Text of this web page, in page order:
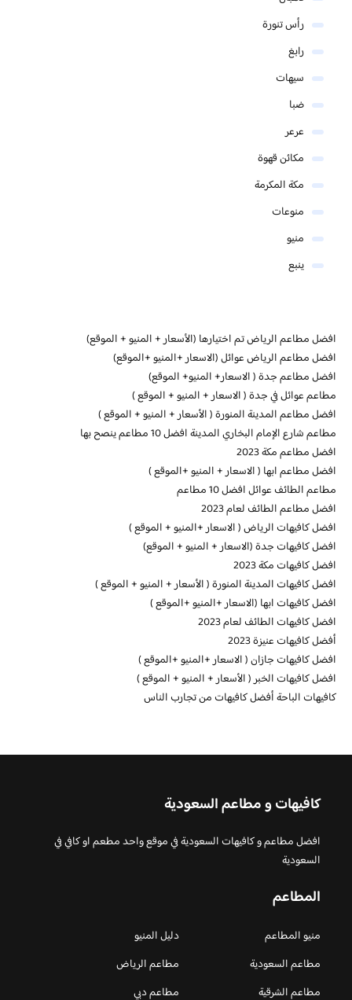
رأس تنورة
رابغ
سيهات
ضبا
عرعر
مكائن قهوة
مكة المكرمة
منوعات
منيو
ينبع
افضل مطاعم الرياض تم اختيارها (الأسعار + المنيو + الموقع)
افضل مطاعم الرياض عوائل (الاسعار +المنيو +الموقع)
افضل مطاعم جدة ( الاسعار+ المنيو+ الموقع)
مطاعم عوائل في جدة ( الاسعار + المنيو + الموقع )
افضل مطاعم المدينة المنورة ( الأسعار + المنيو + الموقع )
مطاعم شارع الإمام البخاري المدينة افضل 10 مطاعم ينصح بها
افضل مطاعم مكة 2023
افضل مطاعم ابها ( الاسعار + المنيو +الموقع )
مطاعم الطائف عوائل افضل 10 مطاعم
افضل مطاعم الطائف لعام 2023
افضل كافيهات الرياض ( الاسعار +المنيو + الموقع )
افضل كافيهات جدة (الاسعار + المنيو + الموقع)
افضل كافيهات مكة 2023
افضل كافيهات المدينة المنورة ( الأسعار + المنيو + الموقع )
افضل كافيهات ابها (الاسعار +المنيو +الموقع )
افضل كافيهات الطائف لعام 2023
أفضل كافيهات عنيزة 2023
افضل كافيهات جازان ( الاسعار +المنيو +الموقع )
افضل كافيهات الخبر ( الأسعار + المنيو + الموقع )
كافيهات الباحة أفضل كافيهات من تجارب الناس
كافيهات و مطاعم السعودية
افضل مطاعم و كافيهات السعودية في موقع واحد مطعم او كافي في
السعودية
المطاعم
منيو المطاعم
دليل المنيو
مطاعم السعودية
مطاعم الرياض
مطاعم الشرقية
مطاعم دبي